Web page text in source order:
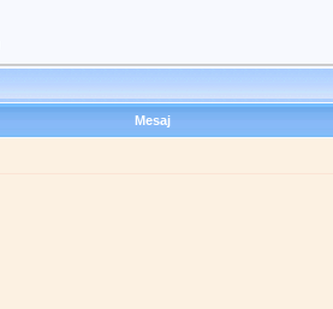
Mesaj